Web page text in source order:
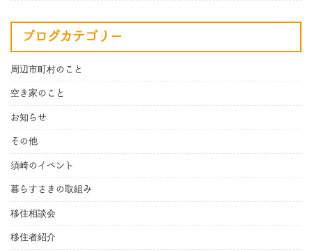
ブログカテゴリー
周辺市町村のこと
空き家のこと
お知らせ
その他
須崎のイベント
暮らすさきの取組み
移住相談会
移住者紹介